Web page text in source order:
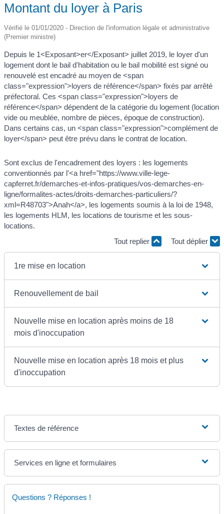
Montant du loyer à Paris
Vérifié le 01/01/2020 - Direction de l'information légale et administrative
(Premier ministre)
Depuis le 1<Exposant>er</Exposant> juillet 2019, le loyer d'un
logement dont le bail d'habitation ou le bail mobilité est signé ou
renouvelé est encadré au moyen de <span
class="expression">loyers de référence</span> fixés par arrêté
préfectoral. Ces <span class="expression">loyers de
référence</span> dépendent de la catégorie du logement (location
vide ou meublée, nombre de pièces, époque de construction).
Dans certains cas, un <span class="expression">complément de
loyer</span> peut être prévu dans le contrat de location.
Sont exclus de l'encadrement des loyers : les logements
conventionnés par l'<a href="https://www.ville-lege-
capferret.fr/demarches-et-infos-pratiques/vos-demarches-en-
ligne/formalites-actes/droits-demarches-particuliers/?
xml=R48703">Anah</a>, les logements soumis à la loi de 1948,
les logements HLM, les locations de tourisme et les sous-
locations.
Tout replier
Tout déplier
1re mise en location
Renouvellement de bail
Nouvelle mise en location après moins de 18
mois d'inoccupation
Nouvelle mise en location après 18 mois et plus
d'inoccupation
Textes de référence
Services en ligne et formulaires
Questions ? Réponses !